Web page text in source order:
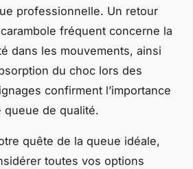
professionnelle. Un retour
fréquent concerne la
dans les mouvements, ainsi
du choc lors des
confirment l’importance
queue de qualité.
quête de la queue idéale,
toutes vos options